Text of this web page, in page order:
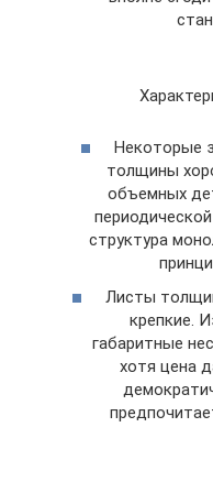
Некоторые
толщины
объемных
структура
Листы
крепкие.
габаритные
хотя цена